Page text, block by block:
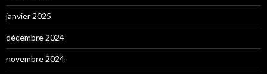
janvier 2025
décembre 2024
novembre 2024